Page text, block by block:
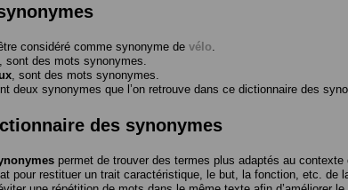
considéré comme synonyme de vélo
, sont des mots synonymes.
, sont des mots synonymes.
deux synonymes que l’on retrouve dans ce dictionnaire des
des synonymes
permet de trouver des termes plus adaptés au
pour restituer un trait caractéristique, le but, la fonction, etc. de